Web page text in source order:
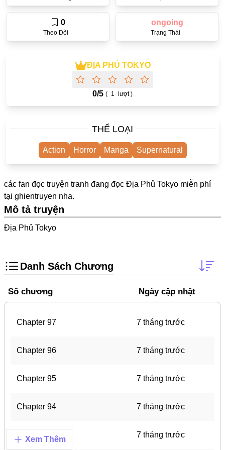
Yaoi
Showbiz
Trọng Sinh
Doujinshi
Shounen Ai
Demons
#Hoàng Gia
#Ma Cà Rồng
ĐỊA PHỦ TOKYO
0/5 ( 1 lượt )
Theo Dõi
0
Trạng Thái
ongoing
THỂ LOẠI
Action Horror Manga Supernatural
các fan đọc truyện tranh đang đọc Địa Phủ Tokyo miễn phí
tại ghientruyen nha.
Mô tả truyện
Địa Phủ Tokyo
Danh Sách Chương
Số chương Ngày cập nhật
Xem Thêm
Chapter 97 7 tháng trước
Chapter 96 7 tháng trước
Chapter 95 7 tháng trước
Chapter 94 7 tháng trước
Chapter 93 7 tháng trước